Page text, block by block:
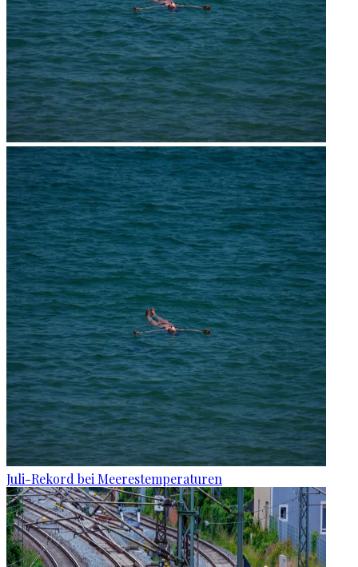
Juli-Rekord bei Meerestemperaturen